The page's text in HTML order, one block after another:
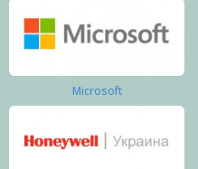
Microsoft